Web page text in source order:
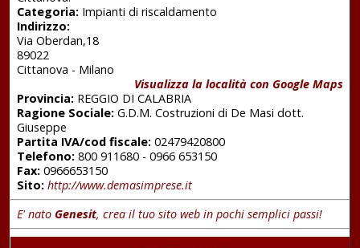
Categoria:Impianti di riscaldamento
Indirizzo:
Via Oberdan,18
89022
Cittanova - Milano
Visualizza la località con Google Maps
Provincia:REGGIO DI CALABRIA
Ragione Sociale:G.D.M. Costruzioni di De Masi dott.
Giuseppe
Partita IVA/cod fiscale:02479420800
Telefono:800 911680 - 0966 653150
Fax:0966653150
Sito: http://www.demasimprese.it
E' nato Genesit, crea il tuo sito web in pochi semplici passi!